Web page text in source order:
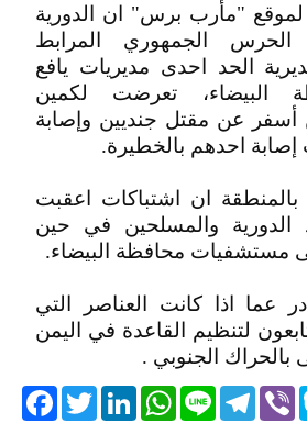
لموقع "مأرب برس" ان الدورية
الحرس الجمهوري المرابط
الحد احدى مديريات يافع
البيضاء، تعرضت لكمين
عن مقتل جنديين وإصابة
احدهم بالخطيرة.
ان اشتباكات اعقبت
الدورية والمسلحين في حين
مستشفيات محافظة البيضاء.
عما اذا كانت العناصر التي
لتنظيم القاعدة في اليمن
بالحراك الجنوبي .
TwitterLinkedIn
WhatsApp Line
Telegram Viber